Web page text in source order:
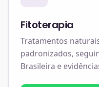
Fitoterapia
Tratamentos
padronizados,
Brasileira e